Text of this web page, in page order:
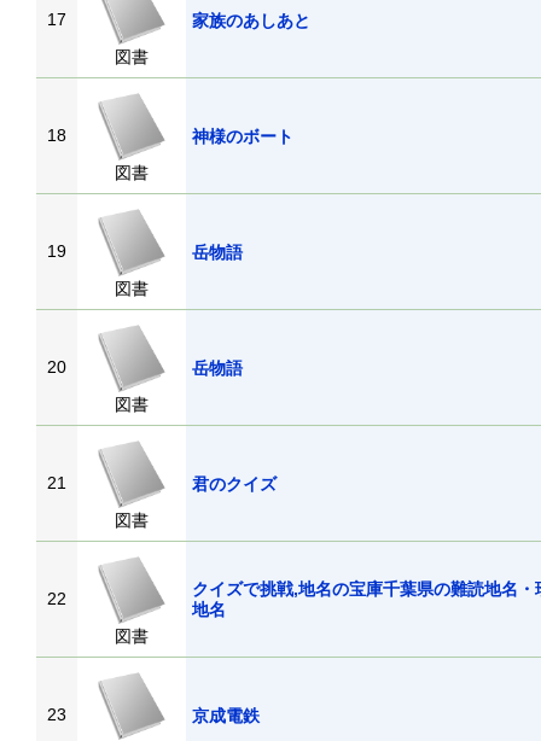
17
図書
家族のあしあと
18
図書
神様のボート
19
図書
岳物語
20
図書
岳物語
21
図書
君のクイズ
22
図書
クイズで挑戦,地名の宝庫千葉県の難読地名・
地名
23
京成電鉄